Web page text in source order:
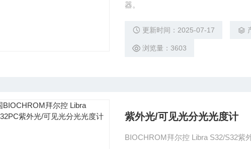
器。
更新时间：2025-07-17
浏览量：3603
紫外光/可见光分光光度计
BIOCHROM拜尔控 Libra S32/S32紫